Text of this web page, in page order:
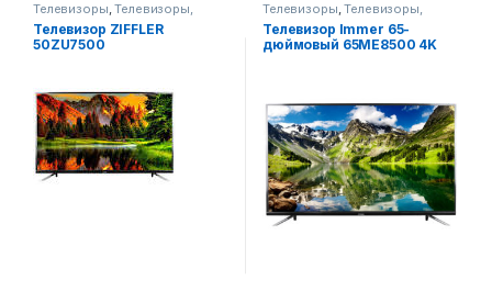
Телевизоры,Телевизоры,
фото-видео и аудио
Телевизор ZIFFLER
50ZU7500
Телевизоры,Телевизоры,
фото-видео и аудио
Телевизор Immer 65-
дюймовый 65ME8500 4K